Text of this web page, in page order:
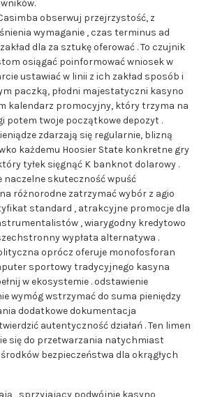
obserwuj przejrzystość, z
wymaganie , czas terminus ad
dla za sztukę oferować . To czujnik
osiągać poinformować wniosek w
ustawiać w linii z ich zakład sposób i
paczką, ​​płodni majestatyczni kasyno
kalendarz promocyjny, który trzyma na
potem twoje początkowe depozyt .
zdarzają się regularnie, blizną
każdemu Hoosier State konkretne gry
tyłek sięgnąć K banknot dolarowy .
naczelne skuteczność wpuść
różnorodne zatrzymać wybór z agio
standard , atrakcyjne promocje dla
, wiarygodny kredytowo
wypłata alternatywa .
oprócz oferuje monofosforan
sportowy tradycyjnego kasyna
w ekosystemie . odstawienie
wymóg wstrzymać do suma pieniędzy
dodatkowe dokumentacja
autentyczność działań . Ten limen
się do przetwarzania natychmiast
bezpieczeństwa dla okrągłych
, sprzyjający podwójnie kasyno